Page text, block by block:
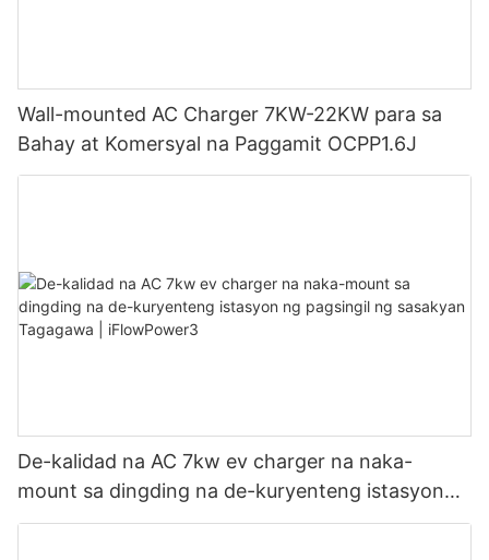
Wall-mounted AC Charger 7KW-22KW para sa
Bahay at Komersyal na Paggamit OCPP1.6J
De-kalidad na AC 7kw ev charger na naka-
mount sa dingding na de-kuryenteng istasyon
ng pagsingil ng sasakyan Tagagawa |